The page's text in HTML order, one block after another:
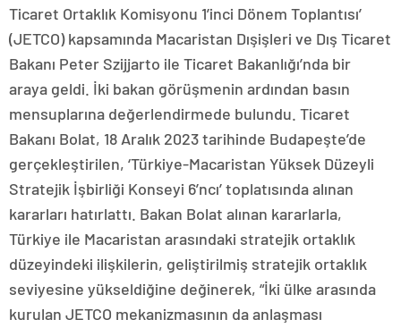
Ticaret Ortaklık Komisyonu 1’inci Dönem Toplantısı’
(JETCO) kapsamında Macaristan Dışişleri ve Dış Ticaret
Bakanı Peter Szijjarto ile Ticaret Bakanlığı’nda bir
araya geldi. İki bakan görüşmenin ardından basın
mensuplarına değerlendirmede bulundu. Ticaret
Bakanı Bolat, 18 Aralık 2023 tarihinde Budapeşte’de
gerçekleştirilen, ‘Türkiye-Macaristan Yüksek Düzeyli
Stratejik İşbirliği Konseyi 6’ncı’ toplatısında alınan
kararları hatırlattı. Bakan Bolat alınan kararlarla,
Türkiye ile Macaristan arasındaki stratejik ortaklık
düzeyindeki ilişkilerin, geliştirilmiş stratejik ortaklık
seviyesine yükseldiğine değinerek, “İki ülke arasında
kurulan JETCO mekanizmasının da anlaşması